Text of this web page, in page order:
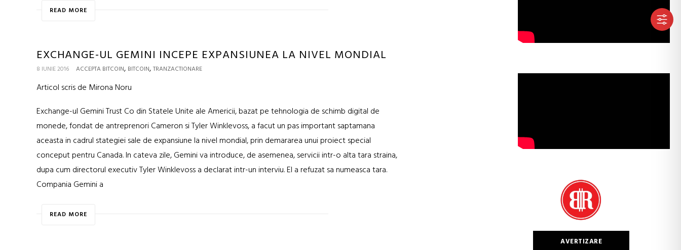
READ MORE
EXCHANGE-UL GEMINI INCEPE EXPANSIUNEA LA NIVEL MONDIAL
8 IUNIE 2016 ACCEPTA BITCOIN, BITCOIN, TRANZACTIONARE
Articol scris de Mirona Noru
Exchange-ul Gemini Trust Co din Statele Unite ale Americii, bazat pe tehnologia de schimb digital de
monede, fondat de antreprenori Cameron si Tyler Winklevoss, a facut un pas important saptamana
aceasta in cadrul stategiei sale de expansiune la nivel mondial, prin demararea unui proiect special
conceput pentru Canada. In cateva zile, Gemini va introduce, de asemenea, servicii intr-o alta tara straina,
dupa cum directorul executiv Tyler Winklevoss a declarat intr-un interviu. El a refuzat sa numeasca tara.
Compania Gemini a
READ MORE
AVERTIZARE